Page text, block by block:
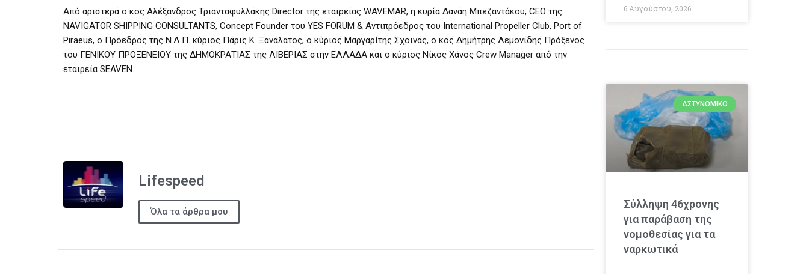
Από αριστερά ο κος Αλέξανδρος Τριανταφυλλάκης Director της εταιρείας WAVEMAR, η κυρία Δανάη Μπεζαντάκου, CEO της
NAVIGATOR SHIPPING CONSULTANTS, Concept Founder του YES FORUM & Αντιπρόεδρος του International Propeller Club, Port of
Piraeus, ο Πρόεδρος της Ν.Λ.Π. κύριος Πάρις Κ. Ξανάλατος, ο κύριος Μαργαρίτης Σχοινάς, ο κος Δημήτρης Λεμονίδης Πρόξενος
του ΓΕΝΙΚΟΥ ΠΡΟΞΕΝΕΙΟΥ της ΔΗΜΟΚΡΑΤΙΑΣ της ΛΙΒΕΡΙΑΣ στην ΕΛΛΑΔΑ και ο κύριος Νίκος Χάνος Crew Manager από την
εταιρεία SEAVEN.
Lifespeed
Όλα τα άρθρα μου
6 Αυγούστου, 2026
ΑΣΤΥΝΟΜΙΚΌ
Σύλληψη 46χρονης
για παράβαση της
νομοθεσίας για τα
ναρκωτικά